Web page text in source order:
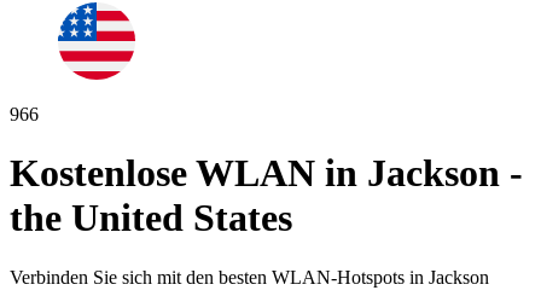
966
Kostenlose WLAN in Jackson -
the United States
Verbinden Sie sich mit den besten WLAN-Hotspots in Jackson